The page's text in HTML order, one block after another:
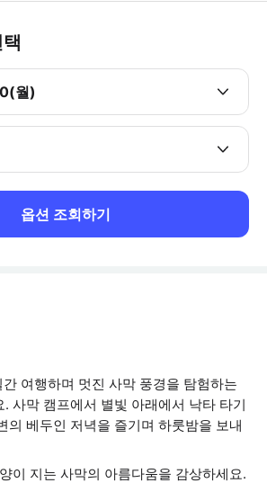
월)
옵션 조회하기
여행하며 멋진 사막 풍경을 탐험하는
사막 캠프에서 별빛 아래에서 낙타 타기
의 베두인 저녁을 즐기며 하룻밤을 보내
이 지는 사막의 아름다움을 감상하세요.